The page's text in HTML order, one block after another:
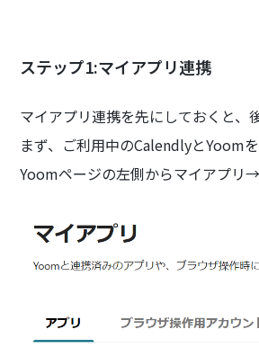
ステップ1:マイアプリ連携
マイアプリ連携を先にしておくと、
まず、ご利用中のCalendlyとYoomを
Yoomページの左側からマイアプリ